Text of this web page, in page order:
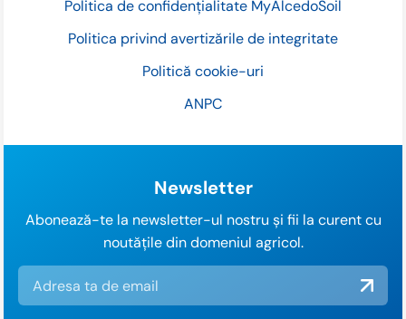
Politica de confidențialitate MyAlcedoSoil
Politica privind avertizările de integritate
Politică cookie-uri
ANPC
Newsletter
Abonează-te la newsletter-ul nostru și fii la curent cu
noutățile din domeniul agricol.